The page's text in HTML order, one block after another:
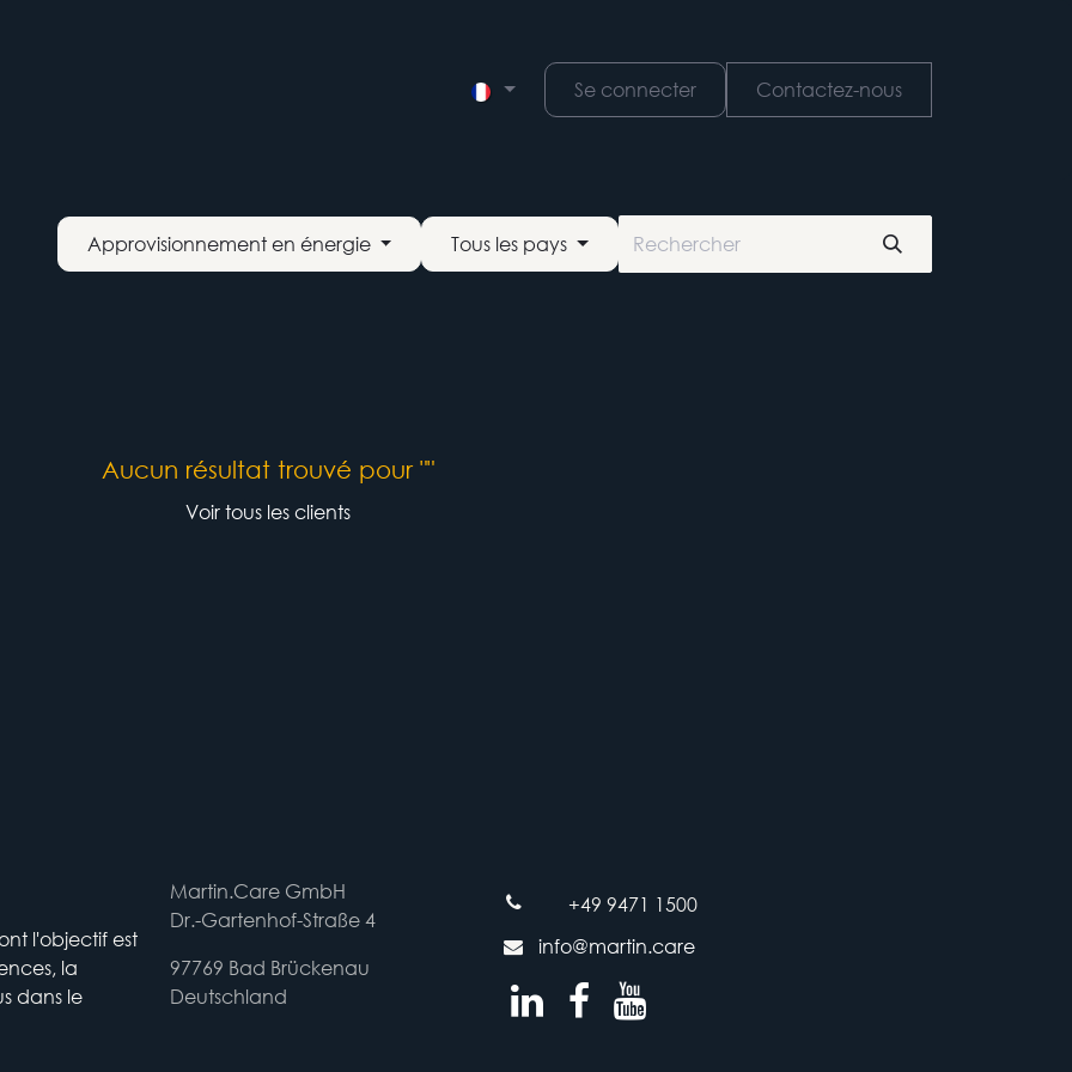
Contact Us ÉvénementsSe connecter Contactez-nous
Approvisionnement en énergie Tous les pays
Aucun résultat trouvé pour ""
Voir tous les clients
l'objectif est
la
dans le
+49 9471 1500
info@martin.care
Martin.Care GmbH
Dr.-Gartenhof-Straße 4
97769 Bad Brückenau
Deutschland